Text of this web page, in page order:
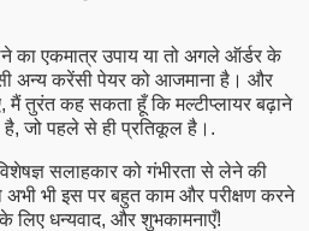
एकमात्र उपाय या तो अगले ऑर्डर के
अन्य करेंसी पेयर को आजमाना है। और
तुरंत कह सकता हूँ कि मल्टीप्लायर बढ़ाने
है, जो पहले से ही प्रतिकूल है।.
सलाहकार को गंभीरता से लेने की
भी इस पर बहुत काम और परीक्षण करने
धन्यवाद, और शुभकामनाएँ!